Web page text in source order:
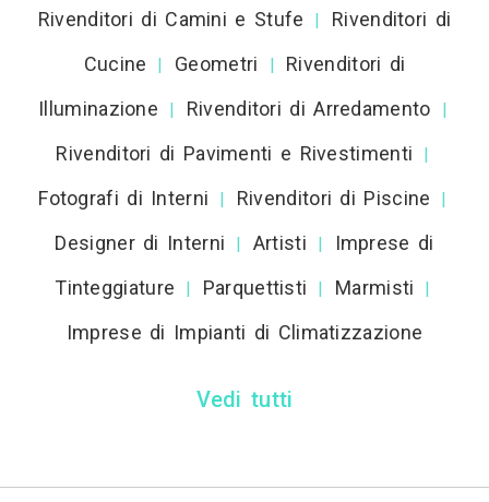
Rivenditori di Camini e Stufe |
Rivenditori di
Cucine
| Geometri |
Rivenditori di
Illuminazione
| Rivenditori di Arredamento |
Rivenditori di Pavimenti e Rivestimenti |
Fotografi di Interni | Rivenditori di Piscine |
Designer di Interni | Artisti |
Imprese di
Tinteggiature
| Parquettisti | Marmisti |
Imprese di Impianti di Climatizzazione
Vedi tutti